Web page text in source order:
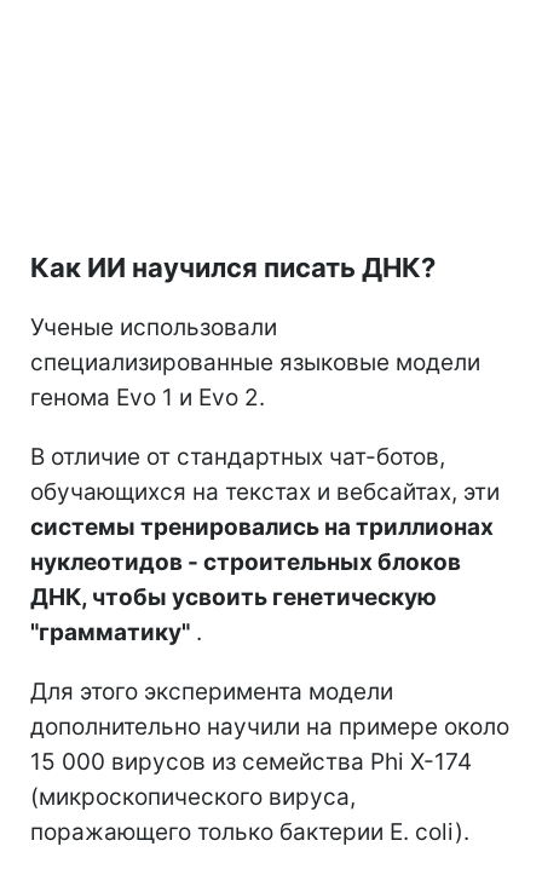
Как ИИ научился писать ДНК?
Ученые использовали
специализированные языковые модели
генома Evo 1 и Evo 2.
В отличие от стандартных чат-ботов,
обучающихся на текстах и вебсайтах, эти
системы тренировались на триллионах
нуклеотидов - строительных блоков
ДНК, чтобы усвоить генетическую
"грамматику" .
Для этого эксперимента модели
дополнительно научили на примере около
15 000 вирусов из семейства Phi X-174
(микроскопического вируса,
поражающего только бактерии E. coli).